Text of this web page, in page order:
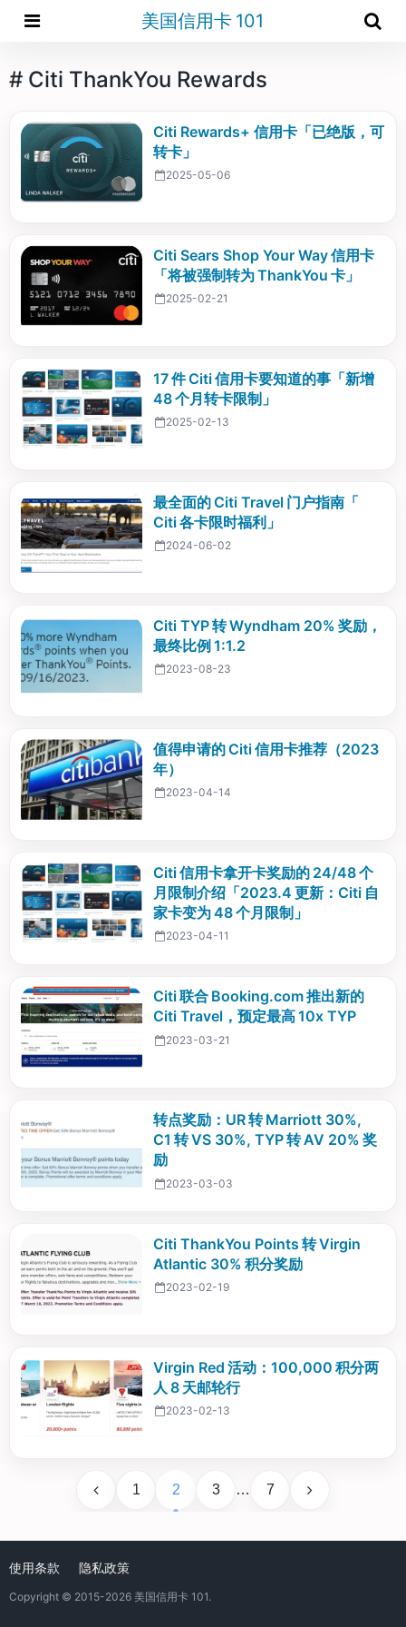
美国信用卡 101
# Citi ThankYou Rewards
Citi Rewards+ 信用卡「已绝版，可
转卡」
2025-05-06
Citi Sears Shop Your Way 信用卡
「将被强制转为 ThankYou 卡」
2025-02-21
17 件 Citi 信用卡要知道的事「新增
48 个月转卡限制」
2025-02-13
最全面的 Citi Travel 门户指南「
Citi 各卡限时福利」
2024-06-02
Citi TYP 转 Wyndham 20% 奖励，
最终比例 1:1.2
2023-08-23
值得申请的 Citi 信用卡推荐（2023
年）
2023-04-14
Citi 信用卡拿开卡奖励的 24/48 个
月限制介绍「2023.4 更新：Citi 自
家卡变为 48 个月限制」
2023-04-11
Citi 联合 Booking.com 推出新的
Citi Travel，预定最高 10x TYP
2023-03-21
转点奖励：UR 转 Marriott 30%,
C1 转 VS 30%, TYP 转 AV 20% 奖
励
2023-03-03
Citi ThankYou Points 转 Virgin
Atlantic 30% 积分奖励
2023-02-19
Virgin Red 活动：100,000 积分两
人 8 天邮轮行
2023-02-13
1 2 3 … 7
使用条款 隐私政策
Copyright © 2015-2026 美国信用卡 101.